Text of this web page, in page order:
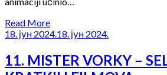
Read More
18. јун 2024. 18. јун 2024.
11. MISTER VORKY –